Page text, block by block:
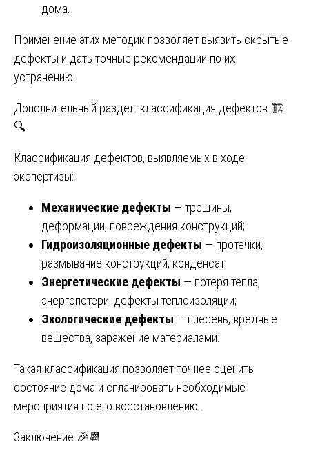
дома.
Применение этих методик позволяет выявить скрытые
дефекты и дать точные рекомендации по их
устранению.
Дополнительный раздел: классификация дефектов 🏗️
🔍
Классификация дефектов, выявляемых в ходе
экспертизы:
Механические дефекты — трещины,
деформации, повреждения конструкций;
Гидроизоляционные дефекты — протечки,
размывание конструкций, конденсат;
Энергетические дефекты — потеря тепла,
энергопотери, дефекты теплоизоляции;
Экологические дефекты — плесень, вредные
вещества, заражение материалами.
Такая классификация позволяет точнее оценить
состояние дома и спланировать необходимые
мероприятия по его восстановлению.
Заключение 🎉📆